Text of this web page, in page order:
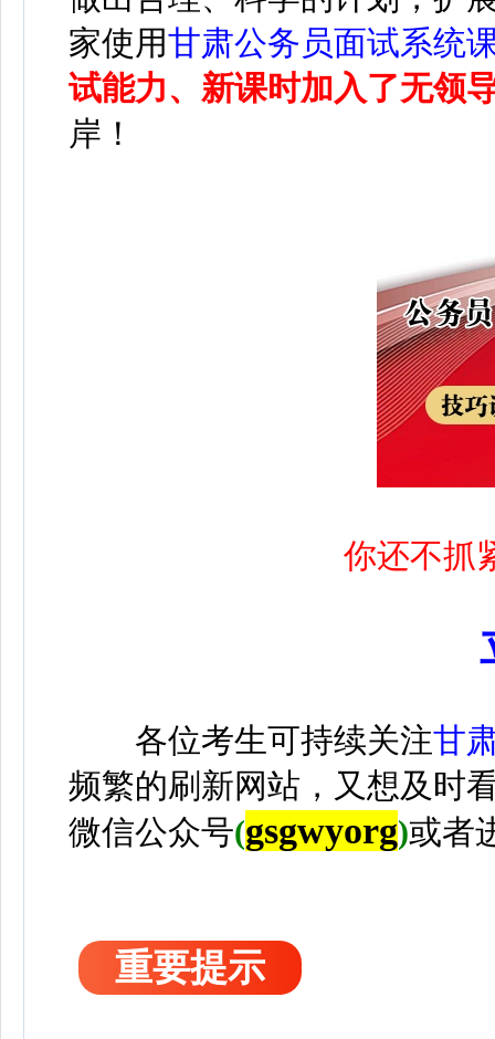
家使用甘肃公务员面试系统
试能力、新课时加入了无领
岸！
你还不抓
各位考生可持续关注甘
频繁的刷新网站，又想及时
微信公众号(gsgwyorg)或者
重要提示